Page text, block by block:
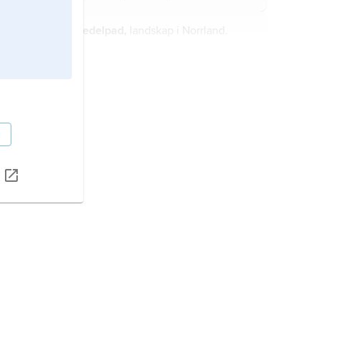
Medelpad, landskap i Norrland.